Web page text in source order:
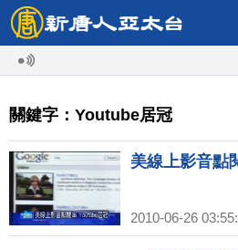
關鍵字：Youtube居冠
美線上影音點
2010-06-26